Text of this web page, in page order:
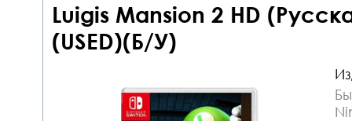
Luigis Mansion 2 HD
(USED)(Б/У)